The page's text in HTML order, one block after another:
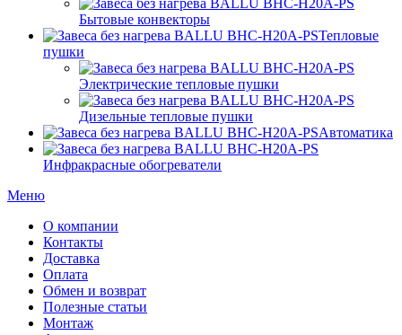
Бытовые конвекторы
Тепловые
пушки
Электрические тепловые пушки
Дизельные тепловые пушки
Автоматика
Инфракрасные обогреватели
Меню
О компании
Контакты
Доставка
Оплата
Обмен и возврат
Полезные статьи
Монтаж